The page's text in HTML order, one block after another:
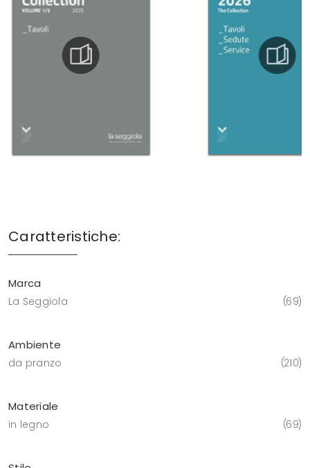
Caratteristiche:
Marca
La Seggiola 69
Ambiente
da pranzo 210
Materiale
in legno 69